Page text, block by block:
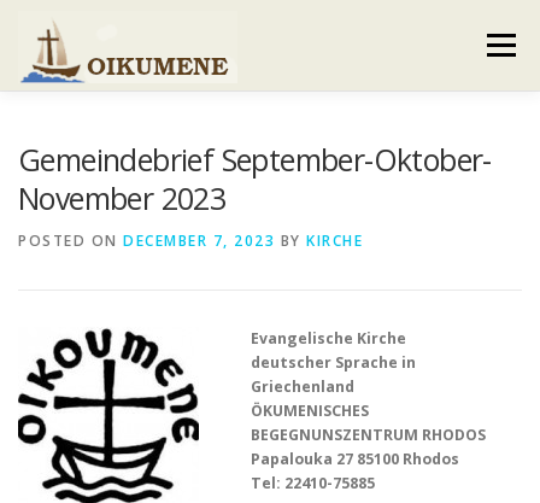
content
Menu
Gemeindebrief September-Oktober-
November 2023
POSTED ON DECEMBER 7, 2023 BY KIRCHE
Evangelische Kirche
deutscher Sprache in
Griechenland
ÖKUMENISCHES
BEGEGNUNSZENTRUM RHODOS
Papalouka 27 85100 Rhodos
Tel: 22410-75885